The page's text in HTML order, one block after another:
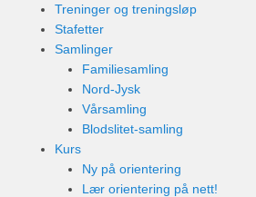
Treninger og treningsløp
Stafetter
Samlinger
Familiesamling
Nord-Jysk
Vårsamling
Blodslitet-samling
Kurs
Ny på orientering
Lær orientering på nett!